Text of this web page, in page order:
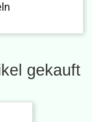
gekauft